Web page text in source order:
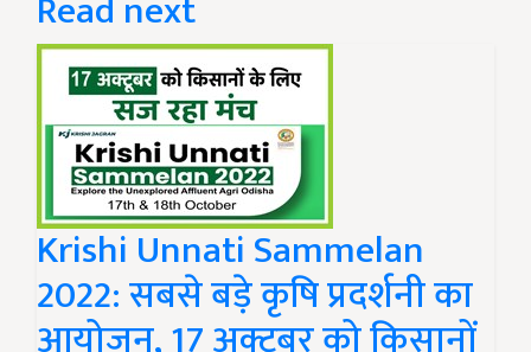
Krishi Unnati Sammelan
2022: सबसे बड़े कृषि प्रदर्शनी का